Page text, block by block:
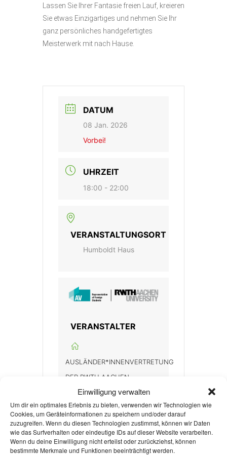
Einwilligung verwalten
Um dir ein optimales Erlebnis zu bieten, verwenden wir Technologien wie
Cookies, um Geräteinformationen zu speichern und/oder darauf
zuzugreifen. Wenn du diesen Technologien zustimmst, können wir Daten
wie das Surfverhalten oder eindeutige IDs auf dieser Website verarbeiten.
Wenn du deine Einwilligung nicht erteilst oder zurückziehst, können
bestimmte Merkmale und Funktionen beeinträchtigt werden.
Lassen Sie Ihrer Fantasie freien Lauf, kreieren
Sie etwas Einzigartiges und nehmen Sie Ihr
ganz persönliches handgefertigtes
Meisterwerk mit nach Hause.
DATUM
08 Jan. 2026
Vorbei!
UHRZEIT
18:00 - 22:00
VERANSTALTUNGSORT
Humboldt Haus
VERANSTALTER
AUSLÄNDER*INNENVERTRETUNG
DER RWTH AACHEN
E-MAIL
av@av.rwth-
aachen.de
WEBSITE